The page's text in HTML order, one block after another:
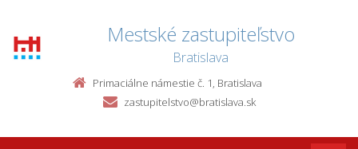
Mestské zastupiteľstvo
Bratislava
Primaciálne námestie č. 1, Bratislava
zastupitelstvo@bratislava.sk